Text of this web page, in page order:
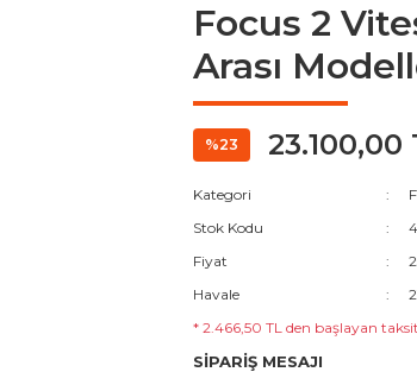
Focus 2
Arası
%23 23.100,00
Kategori
Stok Kodu
Fiyat
Havale
* 2.466,50 TL den başlayan
SİPARİŞ MESAJI